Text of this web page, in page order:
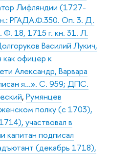
Лифляндии (1727-
РГАДА.Ф.350. Оп. 3. Д.
18, 1715 г. кн. 31. Л.
Василий Лукич,
как офицер к
Александр, Варвара
я…». С. 959; ДПС.
,Румянцев
полку (с 1703),
участвовал в
капитан подписал
(декабрь 1718),